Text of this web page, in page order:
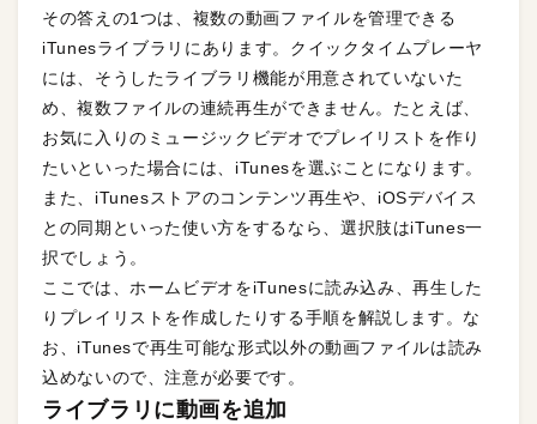
その答えの1つは、複数の動画ファイルを管理できる
iTunesライブラリにあります。クイックタイムプレーヤ
には、そうしたライブラリ機能が用意されていないた
め、複数ファイルの連続再生ができません。たとえば、
お気に入りのミュージックビデオでプレイリストを作り
たいといった場合には、iTunesを選ぶことになります。
また、iTunesストアのコンテンツ再生や、iOSデバイス
との同期といった使い方をするなら、選択肢はiTunes一
択でしょう。
ここでは、ホームビデオをiTunesに読み込み、再生した
りプレイリストを作成したりする手順を解説します。な
お、iTunesで再生可能な形式以外の動画ファイルは読み
込めないので、注意が必要です。
ライブラリに動画を追加